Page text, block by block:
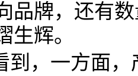
品牌，还有
生辉。
到，一方面